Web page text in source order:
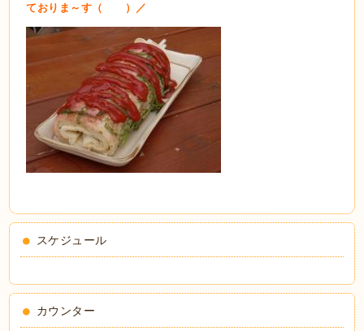
ておりま～す（ ）／
スケジュール
カウンター